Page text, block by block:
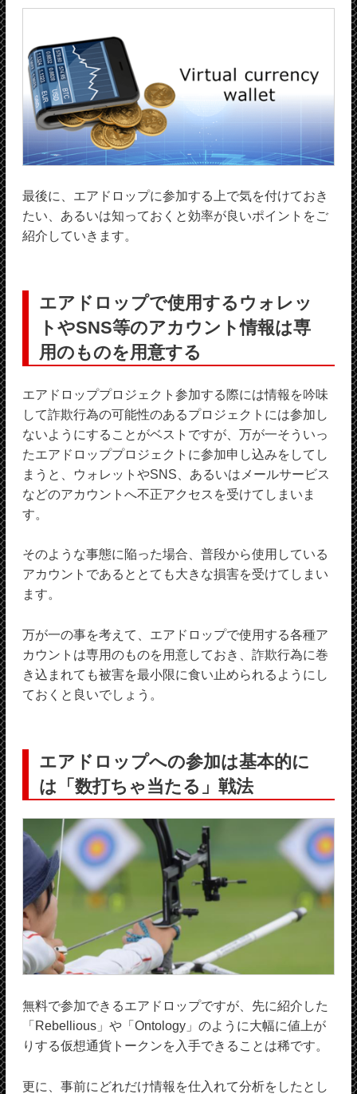
最後に、エアドロップに参加する上で気を付けておき
たい、あるいは知っておくと効率が良いポイントをご
紹介していきます。
エアドロップで使用するウォレッ
トやSNS等のアカウント情報は専
用のものを用意する
エアドロッププロジェクト参加する際には情報を吟味
して詐欺行為の可能性のあるプロジェクトには参加し
ないようにすることがベストですが、万が一そういっ
たエアドロッププロジェクトに参加申し込みをしてし
まうと、ウォレットやSNS、あるいはメールサービス
などのアカウントへ不正アクセスを受けてしまいま
す。
そのような事態に陥った場合、普段から使用している
アカウントであるととても大きな損害を受けてしまい
ます。
万が一の事を考えて、エアドロップで使用する各種ア
カウントは専用のものを用意しておき、詐欺行為に巻
き込まれても被害を最小限に食い止められるようにし
ておくと良いでしょう。
エアドロップへの参加は基本的に
は「数打ちゃ当たる」戦法
無料で参加できるエアドロップですが、先に紹介した
「Rebellious」や「Ontology」のように大幅に値上が
りする仮想通貨トークンを入手できることは稀です。
更に、事前にどれだけ情報を仕入れて分析をしたとし